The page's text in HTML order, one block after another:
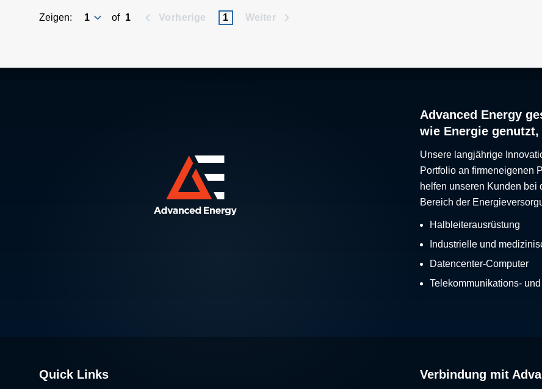
products, discuss industry trends, get
training in break-outs and workshops,
Zeigen: of 1 Vorherige 1 Weiter
Advanced Energy
wie Energie
Unsere langjährige
Portfolio an firmeneigenen
helfen unseren Kunden bei
Bereich der
Halbleiterausrüstung
Industrielle und
Datencenter-Computer
Telekommunikations-
Quick Links Verbindung mit